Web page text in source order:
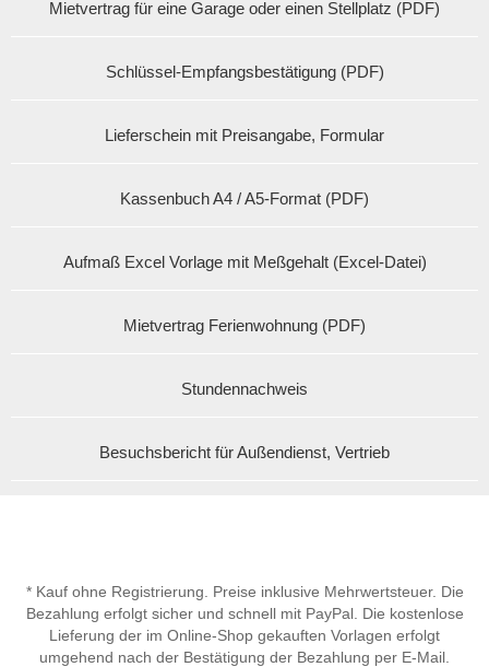
Mietvertrag für eine Garage oder einen Stellplatz (PDF)
Schlüssel-Empfangsbestätigung (PDF)
Lieferschein mit Preisangabe, Formular
Kassenbuch A4 / A5-Format (PDF)
Aufmaß Excel Vorlage mit Meßgehalt (Excel-Datei)
Mietvertrag Ferienwohnung (PDF)
Stundennachweis
Besuchsbericht für Außendienst, Vertrieb
* Kauf ohne Registrierung. Preise inklusive Mehrwertsteuer. Die
Bezahlung erfolgt sicher und schnell mit PayPal. Die kostenlose
Lieferung der im Online-Shop gekauften Vorlagen erfolgt
umgehend nach der Bestätigung der Bezahlung per E-Mail.